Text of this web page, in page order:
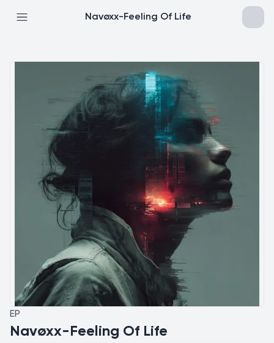
Navøxx-Feeling Of Life
EP
Navøxx-Feeling Of Life